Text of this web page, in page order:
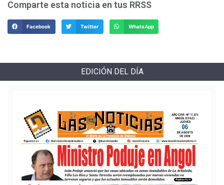
Comparte esta noticia en tus RRSS
Facebook Twitter WhatsApp
EDICIÓN DEL DÍA